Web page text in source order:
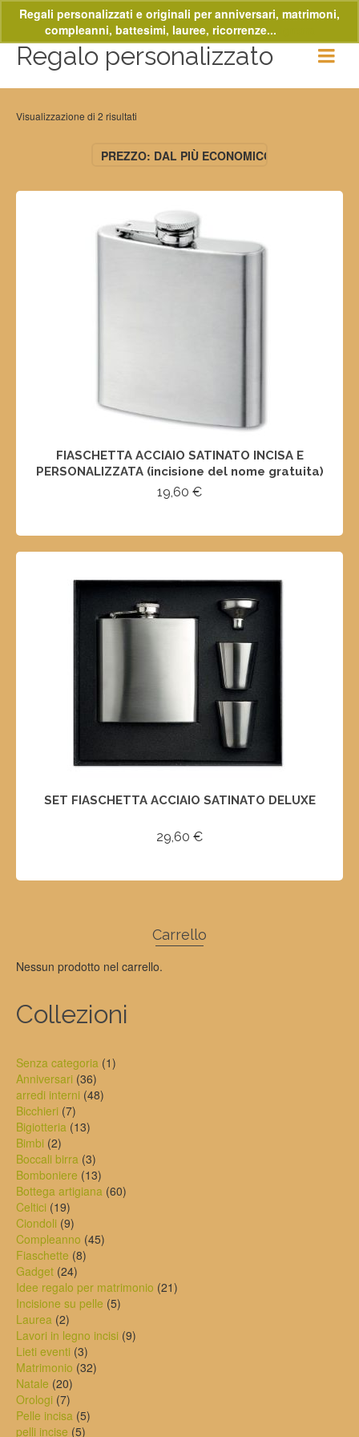
Regalo personalizzato
Visualizzazione di 2 risultati
PREZZO: DAL PIÙ ECONOMICO
FIASCHETTA ACCIAIO SATINATO INCISA E
PERSONALIZZATA (incisione del nome gratuita)
19,60 €
SET FIASCHETTA ACCIAIO SATINATO DELUXE
29,60 €
più
Carrello
Nessun prodotto nel carrello.
Collezioni
Senza categoria 11
Anniversari 3636
prodotti
arredi interni 4848
Bicchieri 77
prodotti
Bigiotteria 1313
Bimbi 22
prodotti
Boccali birra 33
prodotti
Bomboniere 1313
prodotti
Bottega artigiana 6060
Celtici 1919
prodotti
Ciondoli 99
prodotti
Compleanno 4545
Fiaschette 88
Gadget 2424
prodotti
Idee regalo per matrimonio 2121
Incisione su pelle 55
Laurea 22
prodotti
Lavori in legno incisi 99
Lieti eventi 33
prodotti
Matrimonio 3232
Natale 2020
prodotti
Orologi 77
prodotti
Pelle incisa 55
pelli incise 55
Regali personalizzati e originali per anniversari, matrimoni,
compleanni, battesimi, lauree, ricorrenze...